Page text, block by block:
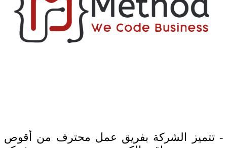
- تتميز الشركة بفريق عمل محترف من أقوص